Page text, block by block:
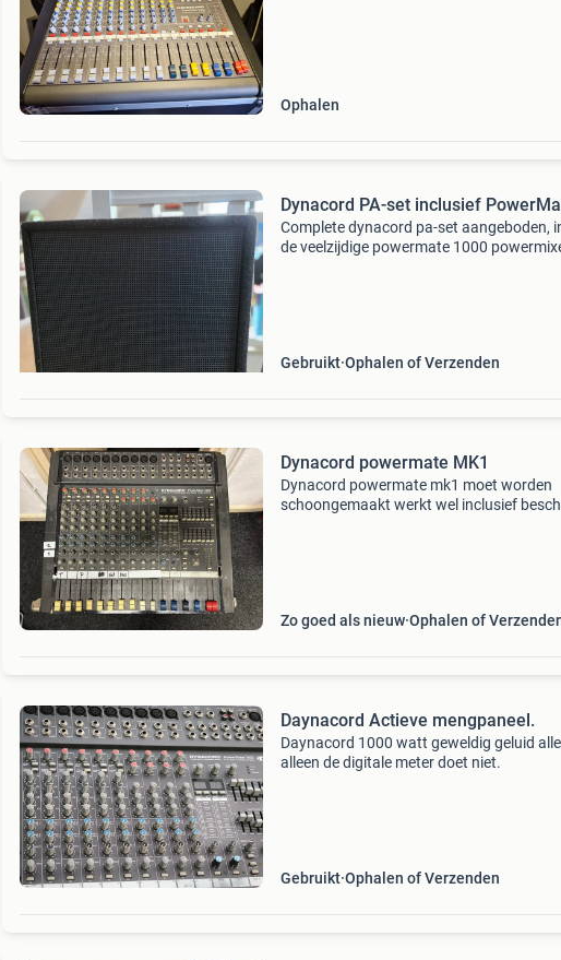
Ophalen
Dynacord PA-set inclusief
Complete dynacord pa-set aangeboden,
de veelzijdige powermate 1000
Gebruikt Ophalen of Verzenden
Dynacord powermate MK1
Dynacord powermate mk1 moet worden
schoongemaakt werkt wel inclusief
Zo goed als nieuw Ophalen of
Daynacord Actieve mengpaneel.
Daynacord 1000 watt geweldig geluid
alleen de digitale meter doet niet.
Gebruikt Ophalen of Verzenden